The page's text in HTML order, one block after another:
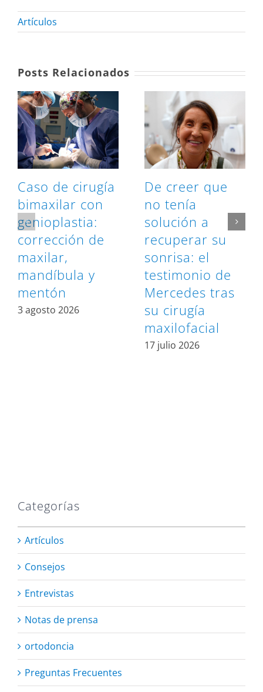
Artículos
Posts Relacionados
Caso de cirugía
bimaxilar con
genioplastia:
corrección de
maxilar,
mandíbula y
mentón
3 agosto 2026
De creer que
no tenía
solución a
recuperar su
sonrisa: el
testimonio de
Mercedes tras
su cirugía
maxilofacial
17 julio 2026
Categorías
Artículos
Consejos
Entrevistas
Notas de prensa
ortodoncia
Preguntas Frecuentes